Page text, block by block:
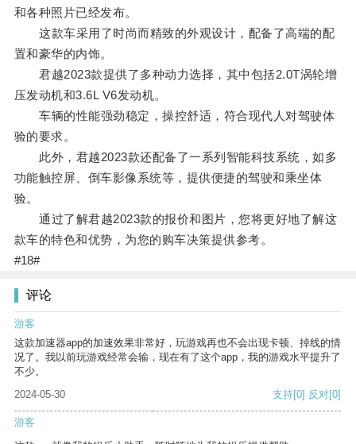
和各种照片已经发布。
这款车采用了时尚而精致的外观设计，配备了高端的配
置和豪华的内饰。
君越2023款提供了多种动力选择，其中包括2.0T涡轮增
压发动机和3.6L V6发动机。
车辆的性能强劲稳定，操控舒适，符合现代人对驾驶体
验的要求。
此外，君越2023款还配备了一系列智能科技系统，如多
功能触控屏、倒车影像系统等，提供便捷的驾驶和乘坐体
验。
通过了解君越2023款的报价和图片，您将更好地了解这
款车的特色和优势，为您的购车决策提供参考。
#18#
评论
游客
这款加速器app的加速效果非常好，玩游戏再也不会出现卡顿、掉线的情
况了。我以前玩游戏经常会输，现在有了这个app，我的游戏水平提升了
不少。
2024-05-30
支持[0] 反对[0]
游客